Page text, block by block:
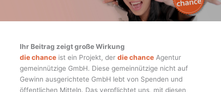
Ihr Beitrag zeigt große Wirkung
die chance ist ein Projekt, der die chance Agentur
gemeinnützige GmbH. Diese gemeinnützige nicht auf
Gewinn ausgerichtete GmbH lebt von Spenden und
öffentlichen Mitteln. Das verpflichtet uns, mit diesen